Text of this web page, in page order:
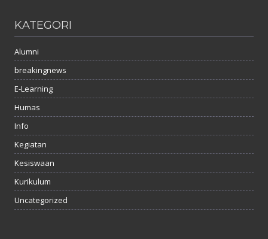
KATEGORI
Alumni
breakingnews
E-Learning
Humas
Info
Kegiatan
Kesiswaan
Kurikulum
Uncategorized